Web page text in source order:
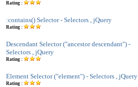
Rating :
:contains() Selector - Selectors , jQuery
Rating :
Descendant Selector ("ancestor descendant") -
Selectors , jQuery
Rating :
Element Selector ("element") - Selectors , jQuery
Rating :